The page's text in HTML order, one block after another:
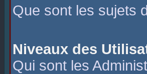
Que sont les sujets
Niveaux des
Qui sont les